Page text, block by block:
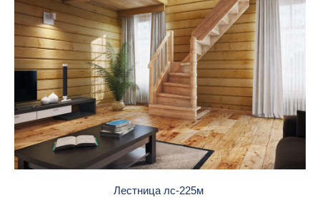
Лестница лс-225м